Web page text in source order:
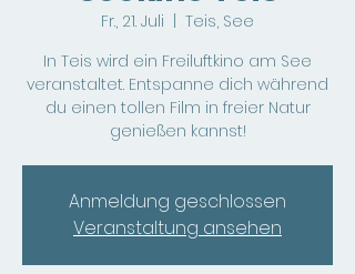
Fr., 21. Juli
Teis, See
In Teis wird ein Freiluftkino am See
veranstaltet. Entspanne dich während
du einen tollen Film in freier Natur
genießen kannst!
Anmeldung geschlossen
Veranstaltung ansehen